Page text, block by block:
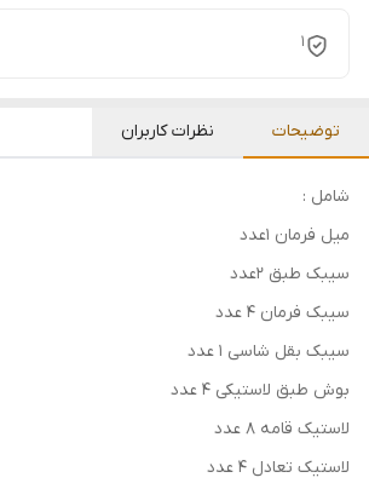
1
توضیحات نظرات کاربران
شامل :
میل فرمان 1عدد
سیبک طبق 2عدد
سیبک فرمان 4 عدد
سیبک بقل شاسی 1 عدد
بوش طبق لاستیکی 4 عدد
لاستیک قامه 8 عدد
لاستیک تعادل 4 عدد